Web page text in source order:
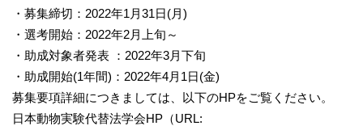
・募集締切：2022年1月31日(月)
・選考開始：2022年2月上旬～
・助成対象者発表 ：2022年3月下旬
・助成開始(1年間)：2022年4月1日(金)
募集要項詳細につきましては、以下のHPをご覧ください。
日本動物実験代替法学会HP（URL: